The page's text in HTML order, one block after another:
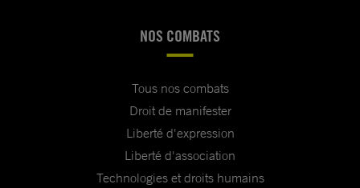
NOS COMBATS
Tous nos combats
Droit de manifester
Liberté d'expression
Liberté d'association
Technologies et droits humains